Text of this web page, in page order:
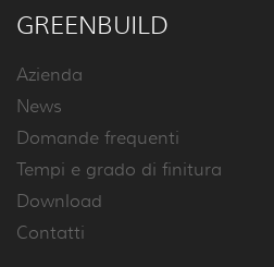
GREENBUILD
Azienda
News
Domande frequenti
Tempi e grado di finitura
Download
Contatti